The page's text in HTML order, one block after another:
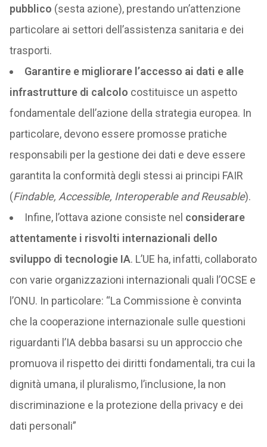
pubblico (sesta azione), prestando un’attenzione
particolare ai settori dell’assistenza sanitaria e dei
trasporti.
Garantire e migliorare l’accesso ai dati e alle
infrastrutture di calcolo costituisce un aspetto
fondamentale dell’azione della strategia europea. In
particolare, devono essere promosse pratiche
responsabili per la gestione dei dati e deve essere
garantita la conformità degli stessi ai principi FAIR
(Findable, Accessible, Interoperable and Reusable).
Infine, l’ottava azione consiste nel considerare
attentamente i risvolti internazionali dello
sviluppo di tecnologie IA. L’UE ha, infatti, collaborato
con varie organizzazioni internazionali quali l’OCSE e
l’ONU. In particolare: “La Commissione è convinta
che la cooperazione internazionale sulle questioni
riguardanti l’IA debba basarsi su un approccio che
promuova il rispetto dei diritti fondamentali, tra cui la
dignità umana, il pluralismo, l’inclusione, la non
discriminazione e la protezione della privacy e dei
dati personali”